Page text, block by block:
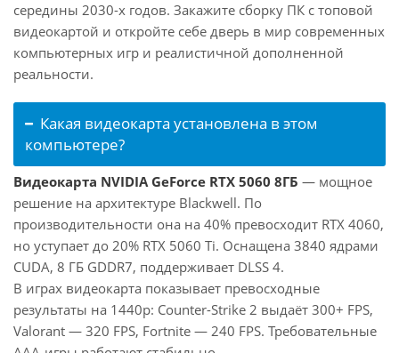
середины 2030-х годов. Закажите сборку ПК с топовой
видеокартой и откройте себе дверь в мир современных
компьютерных игр и реалистичной дополненной
реальности.
Какая видеокарта установлена в этом
компьютере?
Видеокарта NVIDIA GeForce RTX 5060 8ГБ — мощное
решение на архитектуре Blackwell. По
производительности она на 40% превосходит RTX 4060,
но уступает до 20% RTX 5060 Ti. Оснащена 3840 ядрами
CUDA, 8 ГБ GDDR7, поддерживает DLSS 4.
В играх видеокарта показывает превосходные
результаты на 1440p: Counter-Strike 2 выдаёт 300+ FPS,
Valorant — 320 FPS, Fortnite — 240 FPS. Требовательные